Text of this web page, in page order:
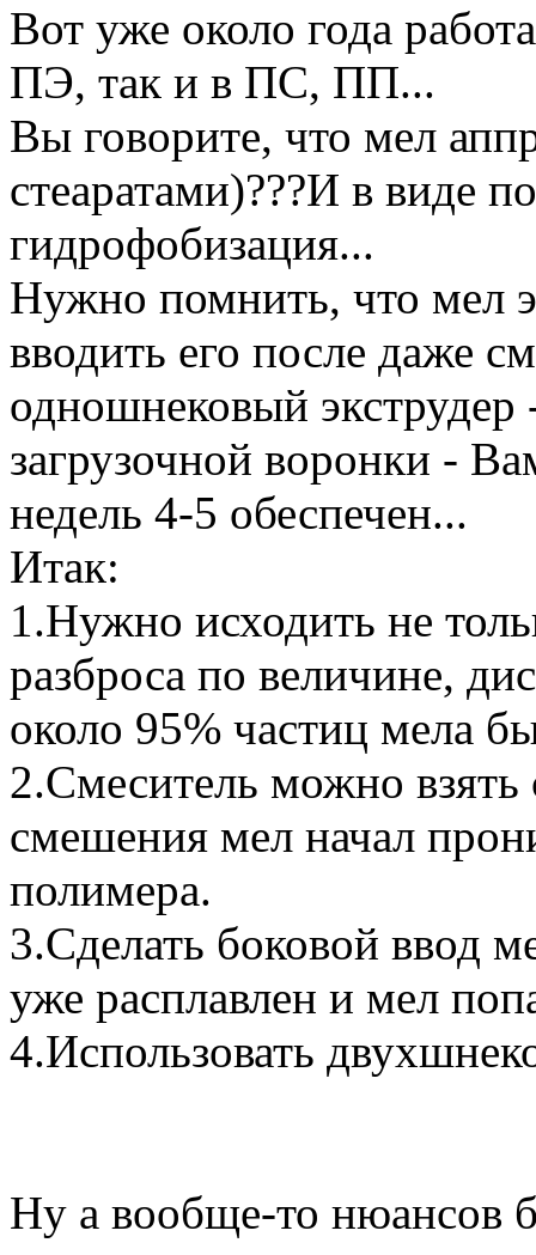
Вот уже около года
ПЭ, так и в ПС, ПП...
Вы говорите, что мел
стеаратами)???И в виде
гидрофобизация...
Нужно помнить, что мел
вводить его после даже
одношнековый экструдер
загрузочной воронки -
недель 4-5 обеспечен...
Итак:
1.Нужно исходить не
разброса по величине,
около 95% частиц мела
2.Смеситель можно
смешения мел начал
полимера.
3.Сделать боковой ввод
уже расплавлен и мел
4.Использовать
Ну а вообще-то нюансов